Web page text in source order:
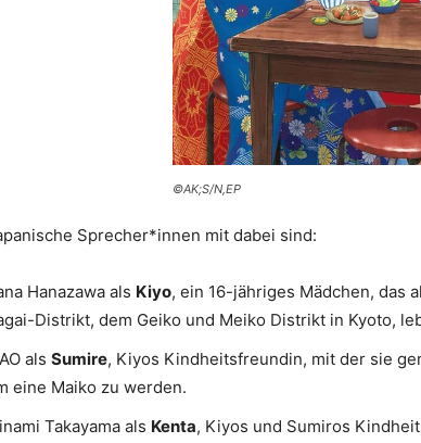
©AK;S/N,EP
Sprecher*innen mit dabei sind:
Hanazawa als Kiyo, ein 16-jähriges Mädchen, das
Distrikt, dem Geiko und Meiko Distrikt in Kyoto,
als Sumire, Kiyos Kindheitsfreundin, mit der sie
eine Maiko zu werden.
Takayama als Kenta, Kiyos und Sumiros